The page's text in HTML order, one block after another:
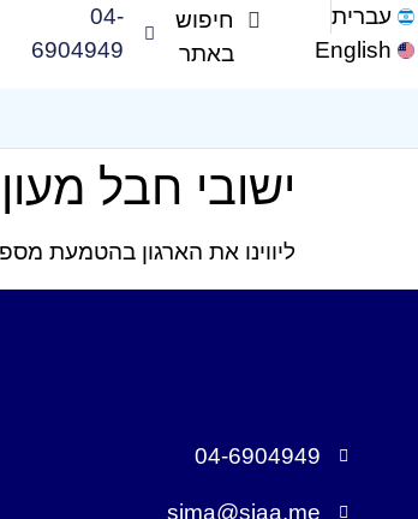
עברית
English
04-
6904949
ישובי חבל מעון
ליווינו את הארגון בהטמעת
04-6904949
sima@siaa.me